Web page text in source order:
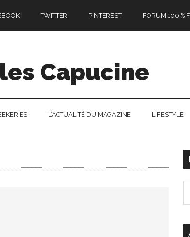
TWITTER PINTEREST FORUM 100 %
Capucine
L’ACTUALITÉ DU MAGAZINE LIFESTYLE
...